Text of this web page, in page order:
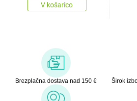
V košarico
Brezplačna dostava nad 150 € Širok